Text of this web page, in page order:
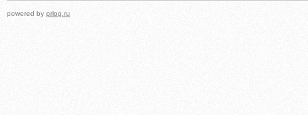
powered by prlog.ru